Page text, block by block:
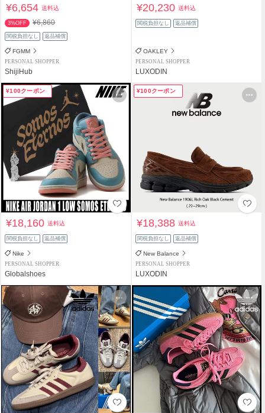
¥6,654送料込
3%OFF ¥6,860
関税負担なし 返品補償
FGMM
PERSONAL SHOPPER
ShijiHub
¥20,230送料込
関税負担なし 返品補償
OAKLEY
PERSONAL SHOPPER
LUXODIN
¥100クーポン
¥18,160送料込
関税負担なし 返品補償
Nike
PERSONAL SHOPPER
Globalshoes
¥100クーポン
¥18,388送料込
関税負担なし 返品補償
New Balance
PERSONAL SHOPPER
LUXODIN